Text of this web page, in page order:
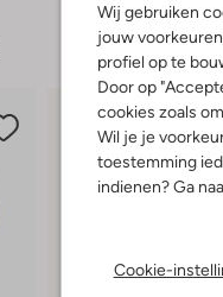
Wij gebruiken
jouw
profiel op te
Door op
cookies zoals
Wil je je
toestemming
indienen? Ga
Cookie-